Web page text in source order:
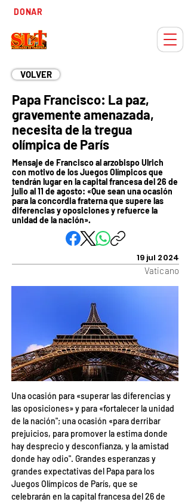
DONAR
VOLVER
Papa Francisco: La paz,
gravemente amenazada,
necesita de la tregua
olímpica de París
Mensaje de Francisco al arzobispo Ulrich
con motivo de los Juegos Olímpicos que
tendrán lugar en la capital francesa del 26 de
julio al 11 de agosto: «Que sean una ocasión
para la concordia fraterna que supere las
diferencias y oposiciones y refuerce la
unidad de la nación».
19 jul 2024
Vaticano
Una ocasión para «superar las diferencias y
las oposiciones» y para «fortalecer la unidad
de la nación"; una ocasión «para derribar
prejuicios, para promover la estima donde
hay desprecio y desconfianza, y la amistad
donde hay odio". Grandes esperanzas y
grandes expectativas del Papa para los
Juegos Olímpicos de París, que se
celebrarán en la capital francesa del 26 de